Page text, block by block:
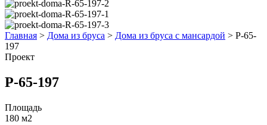
Главная > Дома из бруса > Дома из бруса с мансардой > Р-65-
197
Проект
Р-65-197
Площадь
180 м2